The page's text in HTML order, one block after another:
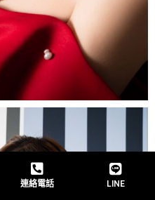
連絡電話 LINE